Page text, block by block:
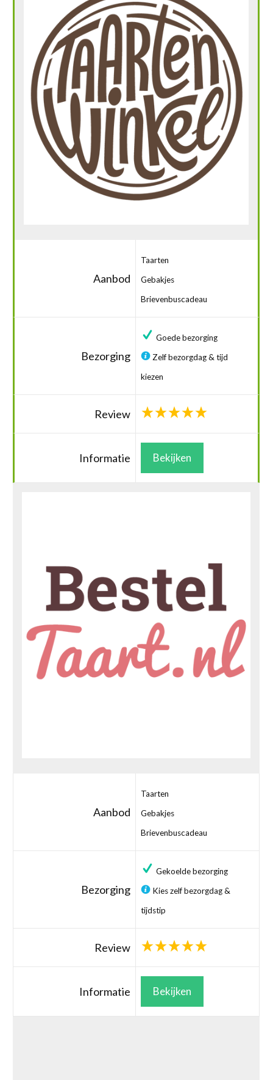
Aanbod
Taarten
Gebakjes
Brievenbuscadeau
Bezorging
Goede bezorging
Zelf bezorgdag & tijd
kiezen
Review
Informatie Bekijken
Aanbod
Taarten
Gebakjes
Brievenbuscadeau
Bezorging
Gekoelde bezorging
Kies zelf bezorgdag &
tijdstip
Review
Informatie Bekijken